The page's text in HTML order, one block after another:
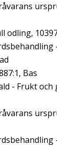
odling,
Bas
- Frukt och